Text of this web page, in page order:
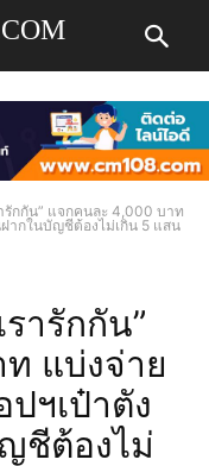
รักกัน” แจกคนละ 4,000 บาท
ากในบัญชีต้องไม่เกิน 5 แสน
รารักกัน”
แบ่งจ่าย
ฯเป๋าตัง
ชีต้องไม่